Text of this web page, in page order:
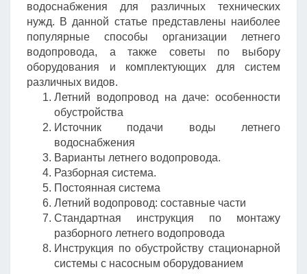
водоснабжения для различных технических
нужд. В данной статье представлены наиболее
популярные способы организации летнего
водопровода, а также советы по выбору
оборудования и комплектующих для систем
различных видов.
Летний водопровод на даче: особенности
обустройства
Источник подачи воды летнего
водоснабжения
Варианты летнего водопровода.
Разборная система.
Постоянная система
Летний водопровод: составные части
Стандартная инструкция по монтажу
разборного летнего водопровода
Инструкция по обустройству стационарной
системы с насосным оборудованием